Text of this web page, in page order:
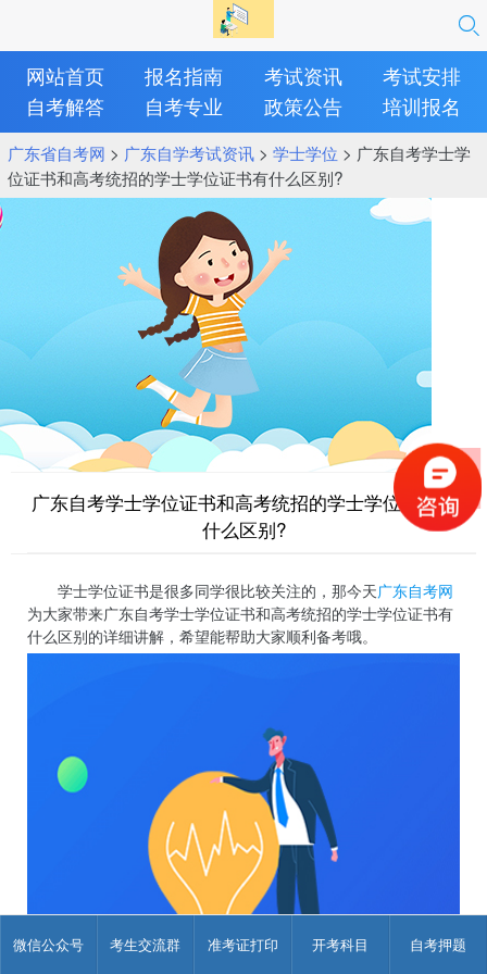
微信公众号 考生交流群 准考证打印 开考科目 自考押题
网站首页 报名指南 考试资讯
考试安排
自考解答
自考专业 政策公告 培训报名
广东省自考网 > 广东自学考试资讯> 学士学位 > 广东自考学士学
位证书和高考统招的学士学位证书有什么区别?
广东自考学士学位证书和高考统招的学士学位证书有
什么区别?
学士学位证书是很多同学很比较关注的，那今天广东自考网
为大家带来广东自考学士学位证书和高考统招的学士学位证书有
什么区别的详细讲解，希望能帮助大家顺利备考哦。